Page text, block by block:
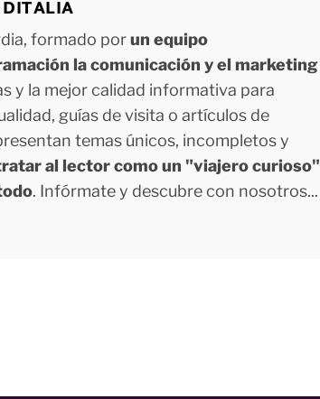
DITALIA
formado porun equipo
la comunicación y el marketing
y la mejor calidad informativa para
guías de visita o artículos de
temas únicos, incompletos y
al lector como un "viajero curioso"
. Infórmate y descubre con nosotros...